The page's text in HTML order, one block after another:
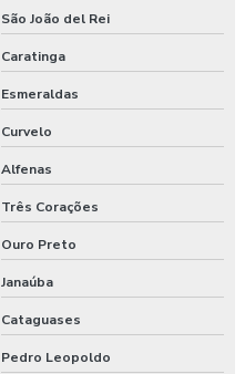
São João del Rei
Caratinga
Esmeraldas
Curvelo
Alfenas
Três Corações
Ouro Preto
Janaúba
Cataguases
Pedro Leopoldo